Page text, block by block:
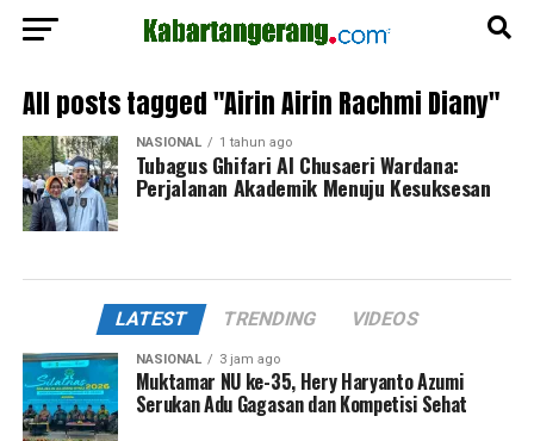
All posts tagged "Airin Airin Rachmi Diany"
NASIONAL 1 tahun ago
Tubagus Ghifari Al Chusaeri Wardana:
Perjalanan Akademik Menuju Kesuksesan
LATEST TRENDING VIDEOS
NASIONAL 3 jam ago
Muktamar NU ke-35, Hery Haryanto Azumi
Serukan Adu Gagasan dan Kompetisi Sehat